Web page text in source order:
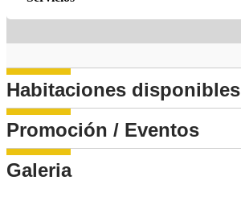
Habitaciones disponibles
Promoción / Eventos
Galeria